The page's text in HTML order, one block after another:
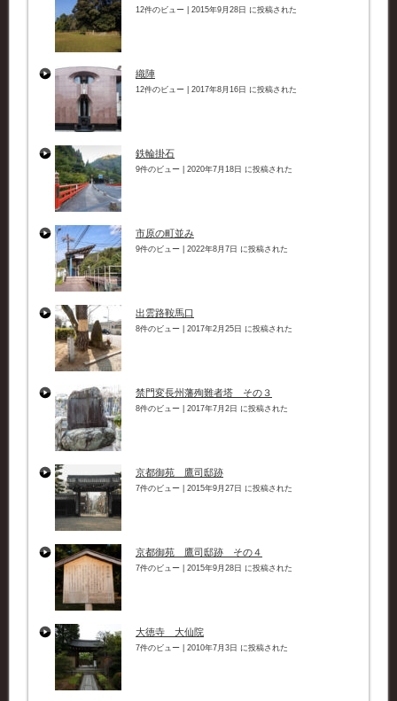
12件のビュー 2015年9月28日 に投稿された
織陣
12件のビュー 2017年8月16日 に投稿された
鉄輪掛石
9件のビュー 2020年7月18日 に投稿された
市原の町並み
9件のビュー 2022年8月7日 に投稿された
出雲路鞍馬口
8件のビュー 2017年2月25日 に投稿された
禁門変長州藩殉難者塔 その３
8件のビュー 2017年7月2日 に投稿された
京都御苑 鷹司邸跡
7件のビュー 2015年9月27日 に投稿された
京都御苑 鷹司邸跡 その４
7件のビュー 2015年9月28日 に投稿された
大徳寺 大仙院
7件のビュー 2010年7月3日 に投稿された